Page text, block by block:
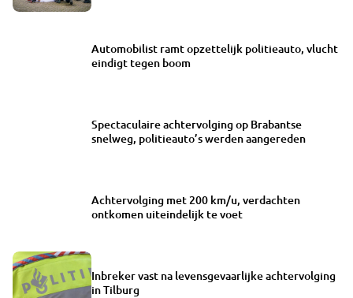
Automobilist ramt opzettelijk politieauto, vlucht
eindigt tegen boom
Spectaculaire achtervolging op Brabantse
snelweg, politieauto’s werden aangereden
Achtervolging met 200 km/u, verdachten
ontkomen uiteindelijk te voet
Inbreker vast na levensgevaarlijke achtervolging
in Tilburg